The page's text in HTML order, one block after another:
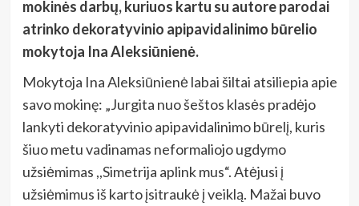
mokinės darbų, kuriuos kartu su autore parodai
atrinko dekoratyvinio apipavidalinimo būrelio
mokytoja Ina Aleksiūnienė.
Mokytoja Ina Aleksiūnienė labai šiltai atsiliepia apie
savo mokinę: „Jurgita nuo šeštos klasės pradėjo
lankyti dekoratyvinio apipavidalinimo būrelį, kuris
šiuo metu vadinamas neformaliojo ugdymo
užsiėmimas ,,Simetrija aplink mus“. Atėjusi į
užsiėmimus iš karto įsitraukė į veiklą. Mažai buvo